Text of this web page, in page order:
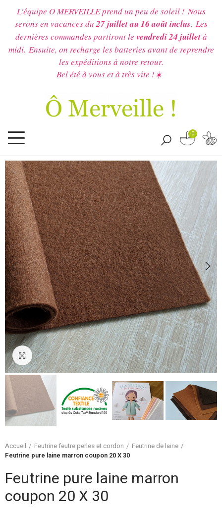
L'équipe O MERVEILLE prend un peu de soleil ! Nous
serons en vacances du27 juillet au 16 août inclus. Les
dernières commandes partiront le vendredi 24 juilletà
midi. Ensuite, on recharge les batteries avant de reprendre
les expéditions à notre retour.
Bel été à vous et à très vite !☀️
0
Cliquez pour agrandir
Accueil Feutrine feutre perles et cordon
Feutrine de laine
Feutrine pure laine marron coupon 20 X 30
Feutrine pure laine marron
coupon 20 X 30